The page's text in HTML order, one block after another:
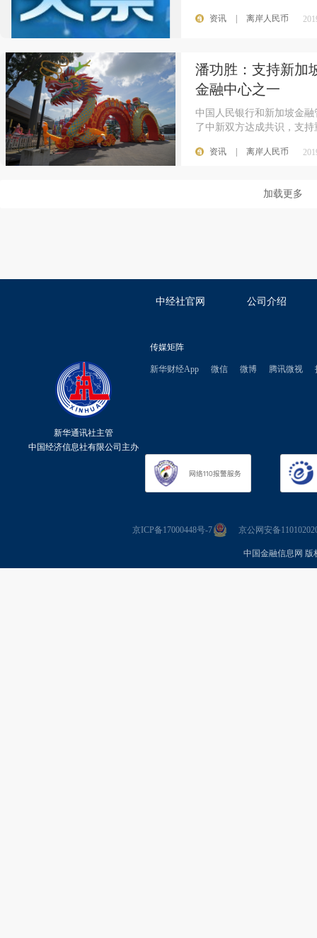
资讯 离岸人民币
潘功胜：支持新加
金融中心之一
中国人民银行和新加坡金
了中新双方达成共识，支
资讯 离岸人民币
加载更多
中经社官网 公司介绍
新华通讯社主管
中国经济信息社有限公司主办
传媒矩阵
新华财经App 微信 微博 腾讯微视
京ICP备17000448号-7 京公网安备
中国金融信息网 版